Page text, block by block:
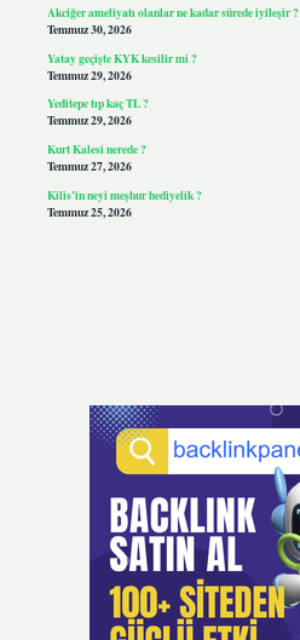
Akciğer ameliyatı olanlar ne kadar sürede iyileşir ?
Temmuz 30, 2026
Yatay geçişte KYK kesilir mi ?
Temmuz 29, 2026
Yeditepe tıp kaç TL ?
Temmuz 29, 2026
Kurt Kalesi nerede ?
Temmuz 27, 2026
Kilis’in neyi meşhur hediyelik ?
Temmuz 25, 2026